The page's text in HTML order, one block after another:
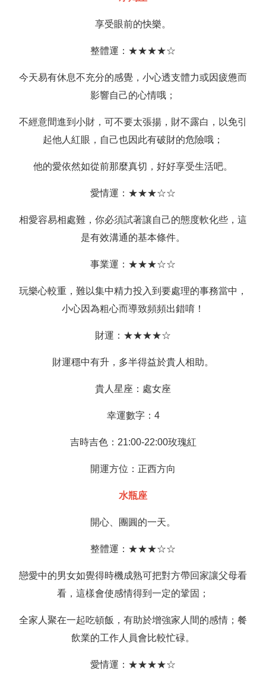
享受眼前的快樂。
整體運：★★★★☆
今天易有休息不充分的感覺，小心透支體力或因疲憊而
影響自己的心情哦；
不經意間進到小財，可不要太張揚，財不露白，以免引
起他人紅眼，自己也因此有破財的危險哦；
他的愛依然如從前那麼真切，好好享受生活吧。
愛情運：★★★☆☆
相愛容易相處難，你必須試著讓自己的態度軟化些，這
是有效溝通的基本條件。
事業運：★★★☆☆
玩樂心較重，難以集中精力投入到要處理的事務當中，
小心因為粗心而導致頻頻出錯唷！
財運：★★★★☆
財運穩中有升，多半得益於貴人相助。
貴人星座：處女座
幸運數字：4
吉時吉色：21:00-22:00玫瑰紅
開運方位：正西方向
水瓶座
開心、團圓的一天。
整體運：★★★☆☆
戀愛中的男女如覺得時機成熟可把對方帶回家讓父母看
看，這樣會使感情得到一定的鞏固；
全家人聚在一起吃頓飯，有助於增強家人間的感情；餐
飲業的工作人員會比較忙碌。
愛情運：★★★★☆